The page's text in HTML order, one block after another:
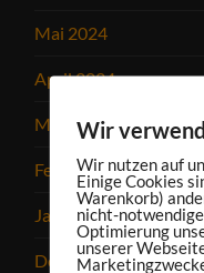
Mai 2024
April 2024
März 2024
Februar 2024
Januar 2024
Dezember 2023
Wir
Wir nutzen auf
Einige Cookies
Warenkorb)
nicht-
Optimierung
unserer